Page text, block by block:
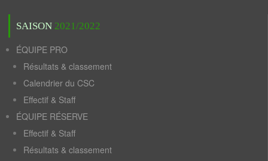
SAISON 2021/2022
ÉQUIPE PRO
Résultats & classement
Calendrier du CSC
Effectif & Staff
ÉQUIPE RÉSERVE
Effectif & Staff
Résultats & classement